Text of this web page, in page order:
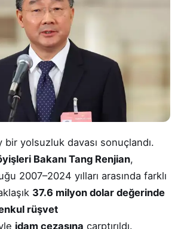
bir yolsuzluk davası sonuçlandı.
Bakanı Tang Renjian,
2007–2024 yılları arasında farklı
37.6 milyon dolar değerinde
rüşvet
idam cezasına çarptırıldı.